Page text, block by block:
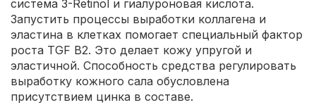
система 3-Retinol и гиалуроновая кислота.
Запустить процессы выработки коллагена и
эластина в клетках помогает специальный фактор
роста TGF B2. Это делает кожу упругой и
эластичной. Способность средства регулировать
выработку кожного сала обусловлена
присутствием цинка в составе.